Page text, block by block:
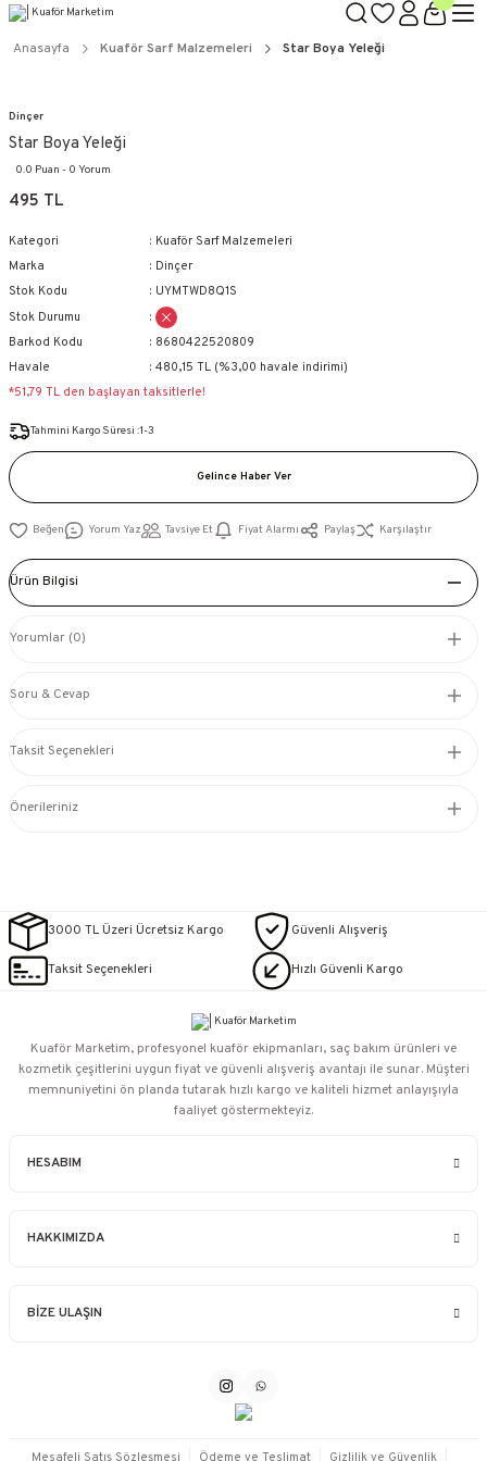
KAPIDA ÖDEME SEÇENEĞİ
Anasayfa Kuaför Sarf Malzemeleri Star Boya Yeleği
Dinçer
Star Boya Yeleği
0.0 Puan - 0 Yorum
495 TL
Kategori
Kuaför Sarf Malzemeleri
Marka
Dinçer
Stok Kodu
UYMTWD8Q1S
Stok Durumu
Barkod Kodu
8680422520809
Havale
480,15 TL (%3,00 havale indirimi)
*51,79 TL den başlayan taksitlerle!
Tahmini Kargo Süresi :1-3
Gelince Haber Ver
Yorum Yaz Tavsiye Et Fiyat Alarmı Paylaş Karşılaştır
Ürün Bilgisi
Yorumlar (0)
Soru & Cevap
Taksit Seçenekleri
Önerileriniz
3000 TL Üzeri Ücretsiz Kargo Güvenli Alışveriş
Taksit Seçenekleri Hızlı Güvenli Kargo
HESABIM
HAKKIMIZDA
BİZE ULAŞIN
Kuaför Marketim, profesyonel kuaför ekipmanları, saç bakım ürünleri ve
kozmetik çeşitlerini uygun fiyat ve güvenli alışveriş avantajı ile sunar. Müşteri
memnuniyetini ön planda tutarak hızlı kargo ve kaliteli hizmet anlayışıyla
faaliyet göstermekteyiz.
Mesafeli Satış Sözleşmesi Ödeme ve Teslimat Gizlilik ve Güvenlik